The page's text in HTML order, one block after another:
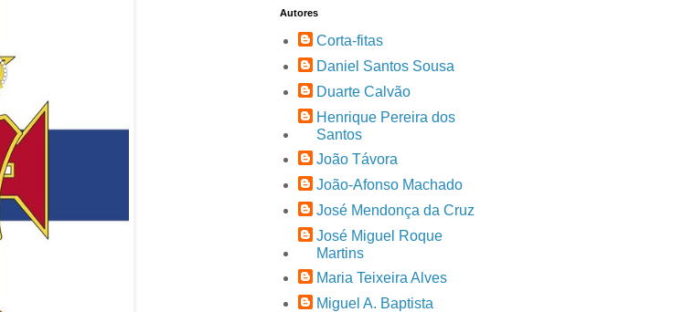
Autores
Corta-fitas
Daniel Santos Sousa
Duarte Calvão
Henrique Pereira dos
Santos
João Távora
João-Afonso Machado
José Mendonça da Cruz
José Miguel Roque
Martins
Maria Teixeira Alves
Miguel A. Baptista